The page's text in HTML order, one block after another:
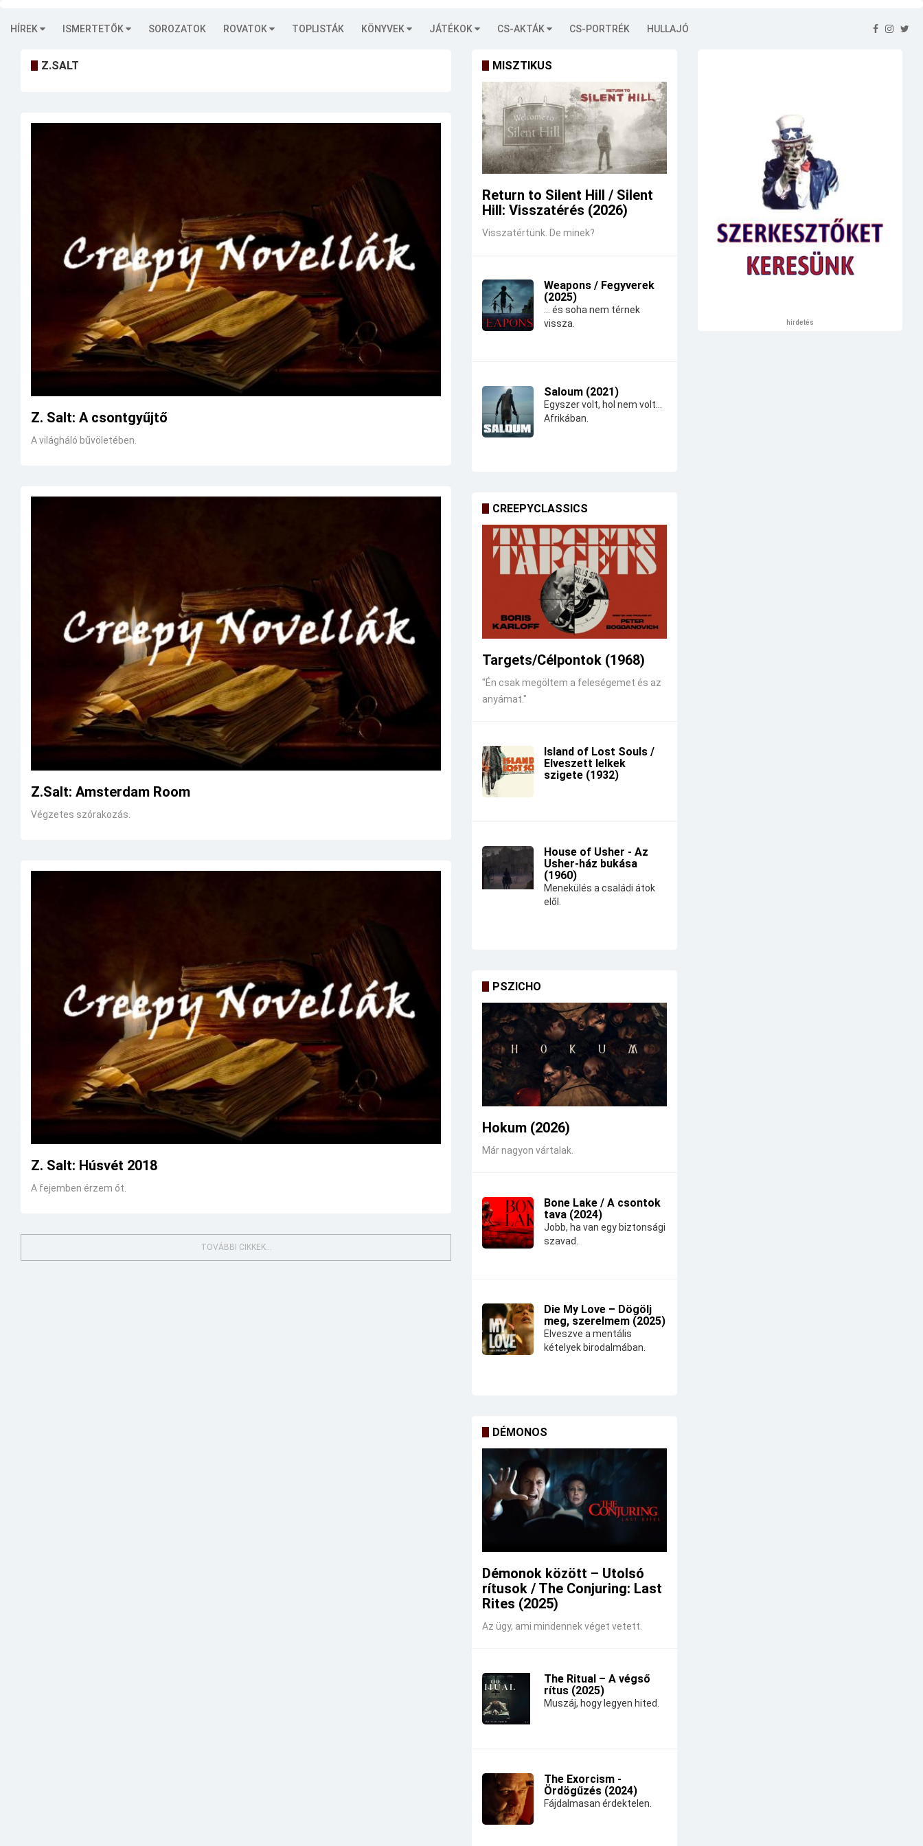
HÍREK ISMERTETŐK SOROZATOK ROVATOK TOPLISTÁK KÖNYVEK JÁTÉKOK CS-AKTÁK CS-PORTRÉK HULLAJÓ
Z.SALT
Z. Salt: A csontgyűjtő
A világháló bűvöletében.
Z.Salt: Amsterdam Room
Végzetes szórakozás.
Z. Salt: Húsvét 2018
A fejemben érzem őt.
TOVÁBBI CIKKEK...
MISZTIKUS
Return to Silent Hill / Silent
Hill: Visszatérés (2026)
Visszatértünk. De minek?
Weapons / Fegyverek
(2025)
... és soha nem térnek
vissza.
Saloum (2021)
Egyszer volt, hol nem volt...
Afrikában.
CREEPYCLASSICS
Targets/Célpontok (1968)
"Én csak megöltem a feleségemet és az
anyámat."
Island of Lost Souls /
Elveszett lelkek
szigete (1932)
House of Usher - Az
Usher-ház bukása
(1960)
Menekülés a családi átok
elől.
PSZICHO
Hokum (2026)
Már nagyon vártalak.
Bone Lake / A csontok
tava (2024)
Jobb, ha van egy biztonsági
szavad.
Die My Love – Dögölj
meg, szerelmem (2025)
Elveszve a mentális
kételyek birodalmában.
DÉMONOS
Démonok között – Utolsó
rítusok / The Conjuring: Last
Rites (2025)
Az ügy, ami mindennek véget vetett.
The Ritual – A végső
rítus (2025)
Muszáj, hogy legyen hited.
The Exorcism -
Ördögűzés (2024)
Fájdalmasan érdektelen.
hirdetés